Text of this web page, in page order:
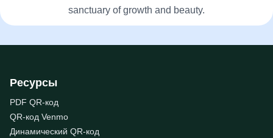
sanctuary of growth and beauty.
Ресурсы
PDF QR-код
QR-код Venmo
Динамический QR-код